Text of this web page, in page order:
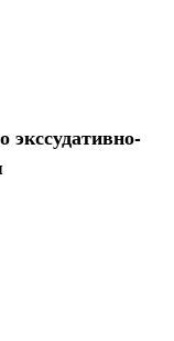
экссудативно-